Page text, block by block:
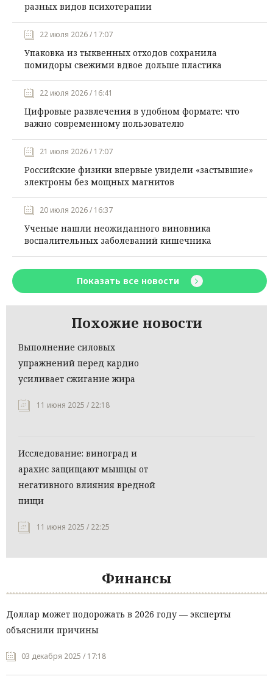
разных видов психотерапии
22 июля 2026 / 17:07
Упаковка из тыквенных отходов сохранила
помидоры свежими вдвое дольше пластика
22 июля 2026 / 16:41
Цифровые развлечения в удобном формате: что
важно современному пользователю
21 июля 2026 / 17:07
Российские физики впервые увидели «застывшие»
электроны без мощных магнитов
20 июля 2026 / 16:37
Ученые нашли неожиданного виновника
воспалительных заболеваний кишечника
Показать все новости
Похожие новости
Выполнение силовых
упражнений перед кардио
усиливает сжигание жира
11 июня 2025 / 22:18
Исследование: виноград и
арахис защищают мышцы от
негативного влияния вредной
пищи
11 июня 2025 / 22:25
Финансы
Доллар может подорожать в 2026 году — эксперты
объяснили причины
03 декабря 2025 / 17:18